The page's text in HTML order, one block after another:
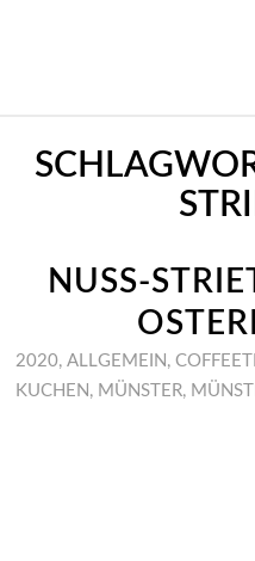
NUSS-
2020, ALLGEMEIN ,
KUCHEN , MÜNSTER,